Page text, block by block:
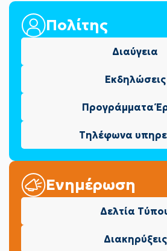
Πολίτης
Διαύγεια
Εκδηλώσεις
Προγράμματα
Τηλέφωνα
Ενημέρωση
Δελτία
Διακηρύξεις